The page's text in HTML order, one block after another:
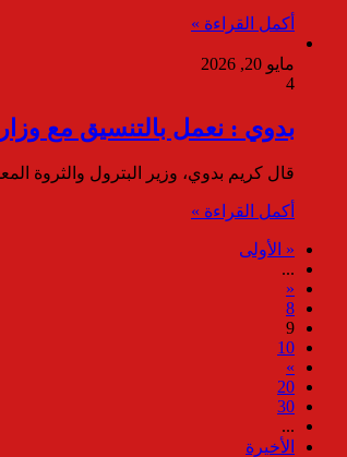
أكمل القراءة »
مايو 20, 2026
4
بدوي : نعمل بالتنسيق مع
قال كريم بدوي، وزير البترول والثروة
أكمل القراءة »
« الأولى
...
«
8
9
10
»
20
30
...
الأخيرة